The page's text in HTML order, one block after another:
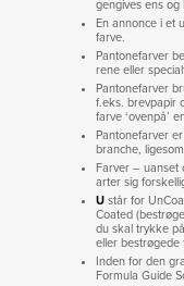
gengives ens
En annonce i et
farve.
Pantonefarver
rene eller
Pantonefarver
f.eks. brevpapir
farve ‘ovenpå’
Pantonefarver
branche,
Farver – uanset
arter sig
U står for
Coated
du skal trykke
eller bestrøgede
Inden for den
Formula Guide